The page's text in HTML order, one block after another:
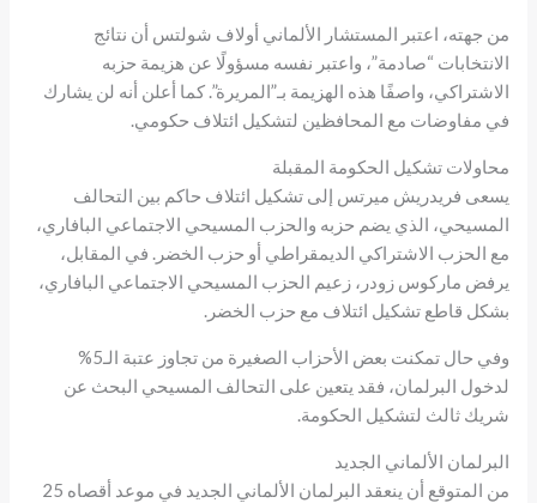
من جهته، اعتبر المستشار الألماني أولاف شولتس أن نتائج
الانتخابات “صادمة”، واعتبر نفسه مسؤولًا عن هزيمة حزبه
الاشتراكي، واصفًا هذه الهزيمة بـ”المريرة”. كما أعلن أنه لن يشارك
في مفاوضات مع المحافظين لتشكيل ائتلاف حكومي.
محاولات تشكيل الحكومة المقبلة
يسعى فريدريش ميرتس إلى تشكيل ائتلاف حاكم بين التحالف
المسيحي، الذي يضم حزبه والحزب المسيحي الاجتماعي البافاري،
مع الحزب الاشتراكي الديمقراطي أو حزب الخضر. في المقابل،
يرفض ماركوس زودر، زعيم الحزب المسيحي الاجتماعي البافاري،
بشكل قاطع تشكيل ائتلاف مع حزب الخضر.
وفي حال تمكنت بعض الأحزاب الصغيرة من تجاوز عتبة الـ5%
لدخول البرلمان، فقد يتعين على التحالف المسيحي البحث عن
شريك ثالث لتشكيل الحكومة.
البرلمان الألماني الجديد
من المتوقع أن ينعقد البرلمان الألماني الجديد في موعد أقصاه 25